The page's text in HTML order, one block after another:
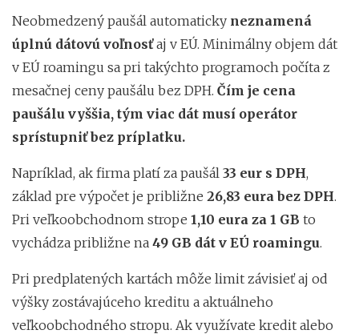
Neobmedzený paušál automaticky neznamená
úplnú dátovú voľnosťaj v EÚ. Minimálny objem dát
v EÚ roamingu sa pri takýchto programoch počíta z
mesačnej ceny paušálu bez DPH. Čím je cena
paušálu vyššia, tým viac dát musí operátor
sprístupniť bez príplatku.
Napríklad, ak firma platí za paušál 33 eur s DPH,
základ pre výpočet je približne 26,83 eura bez DPH.
Pri veľkoobchodnom strope 1,10 eura za 1 GB to
vychádza približne na 49 GB dát v EÚ roamingu.
Pri predplatených kartách môže limit závisieť aj od
výšky zostávajúceho kreditu a aktuálneho
veľkoobchodného stropu. Ak využívate kredit alebo